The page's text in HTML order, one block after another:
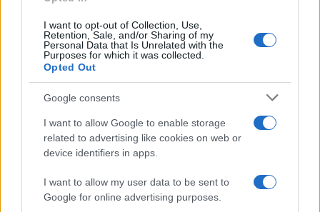
I want to opt-out of Collection, Use,
Retention, Sale, and/or Sharing of my
Personal Data that Is Unrelated with the
Purposes for which it was collected.
Opted Out
Google consents
I want to allow Google to enable storage
related to advertising like cookies on web or
device identifiers in apps.
I want to allow my user data to be sent to
Google for online advertising purposes.
Ακολουθήστε το Νewsit.gr στοGoogle News
ενημερωθείτε πρώτοι για όλη την ειδησεογραφία και τα
τελευταία νέα της ημέρας
Πιο δημοφιλή
Ο Κώστας Σαμαράς δημοσίευσε μία παιδική
φωτογραφία για την επέτειο θανάτου της
αδελφής του, Λένας